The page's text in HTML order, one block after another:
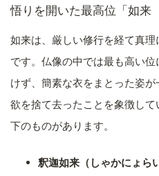
悟りを開いた最高位「如来
如来は、厳しい修行を経て真
です。仏像の中では最も高い
けず、簡素な衣をまとった姿
欲を捨て去ったことを象徴し
下のものがあります。
釈迦如来（しゃかにょら